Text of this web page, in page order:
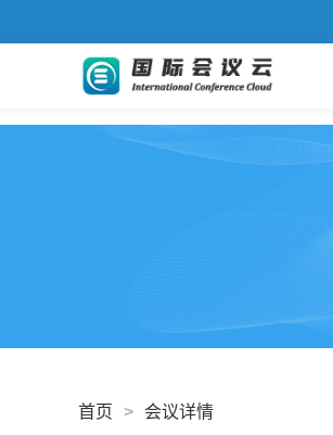
首页 > 会议详情